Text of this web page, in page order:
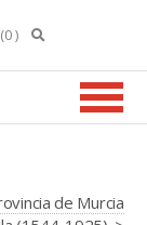
(0 )
de Murcia